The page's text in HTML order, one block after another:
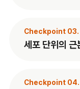
Checkpoint 03.
세포 단위의
Checkpoint 04.